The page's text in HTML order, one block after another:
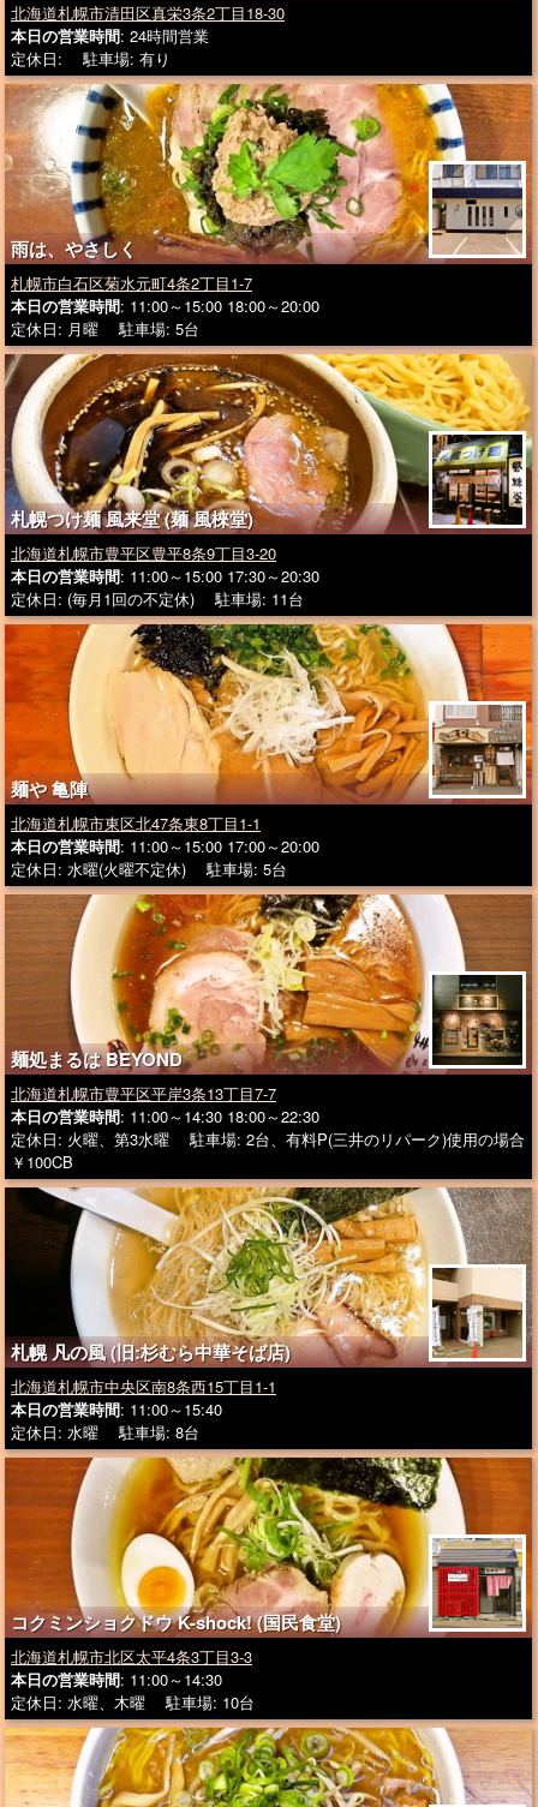
北海道札幌市清田区真栄3条2丁目18-30
本日の営業時間: 24時間営業
定休日: 駐車場: 有り
雨は、やさしく
札幌市白石区菊水元町4条2丁目1-7
本日の営業時間: 11:00～15:00 18:00～20:00
定休日: 月曜 駐車場: 5台
札幌つけ麺 風来堂 (麺 風棶堂)
北海道札幌市豊平区豊平8条9丁目3-20
本日の営業時間: 11:00～15:00 17:30～20:30
定休日: (毎月1回の不定休) 駐車場: 11台
麺や 亀陣
北海道札幌市東区北47条東8丁目1-1
本日の営業時間: 11:00～15:00 17:00～20:00
定休日: 水曜(火曜不定休) 駐車場: 5台
麺処まるは BEYOND
北海道札幌市豊平区平岸3条13丁目7-7
本日の営業時間: 11:00～14:30 18:00～22:30
定休日: 火曜、第3水曜 駐車場: 2台、有料P(三井のリパーク)使用の場合
￥100CB
札幌 凡の風 (旧:杉むら中華そば店)
北海道札幌市中央区南8条西15丁目1-1
本日の営業時間: 11:00～15:40
定休日: 水曜 駐車場: 8台
コクミンショクドウ K-shock! (国民食堂)
北海道札幌市北区太平4条3丁目3-3
本日の営業時間: 11:00～14:30
定休日: 水曜、木曜 駐車場: 10台